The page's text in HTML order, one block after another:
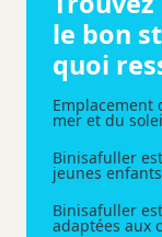
le bon
quoi
Emplacement
mer et du
Binisafuller
jeunes enfants
Binisafuller
adaptées aux